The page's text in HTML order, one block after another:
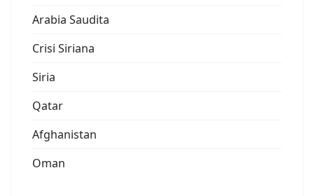
Arabia Saudita
Crisi Siriana
Siria
Qatar
Afghanistan
Oman